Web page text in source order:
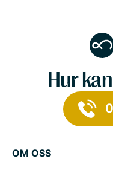
Hur
OM OSS